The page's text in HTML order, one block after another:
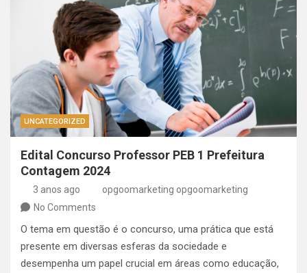
UNCATEGORIZED
Edital Concurso Professor PEB 1 Prefeitura
Contagem 2024
3 anos ago
opgoomarketing opgoomarketing
No Comments
O tema em questão é o concurso, uma prática que está
presente em diversas esferas da sociedade e
desempenha um papel crucial em áreas como educação,